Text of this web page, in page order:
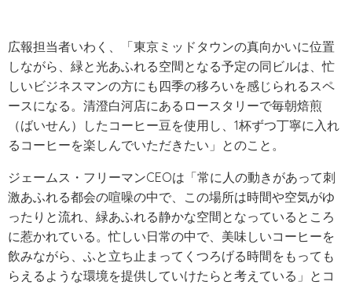
広報担当者いわく、「東京ミッドタウンの真向かいに位置
しながら、緑と光あふれる空間となる予定の同ビルは、忙
しいビジネスマンの方にも四季の移ろいを感じられるスペ
ースになる。清澄白河店にあるロースタリーで毎朝焙煎
（ばいせん）したコーヒー豆を使用し、1杯ずつ丁寧に入れ
るコーヒーを楽しんでいただきたい」とのこと。
ジェームス・フリーマンCEOは「常に人の動きがあって刺
激あふれる都会の喧噪の中で、この場所は時間や空気がゆ
ったりと流れ、緑あふれる静かな空間となっているところ
に惹かれている。忙しい日常の中で、美味しいコーヒーを
飲みながら、ふと立ち止まってくつろげる時間をもっても
らえるような環境を提供していけたらと考えている」とコ